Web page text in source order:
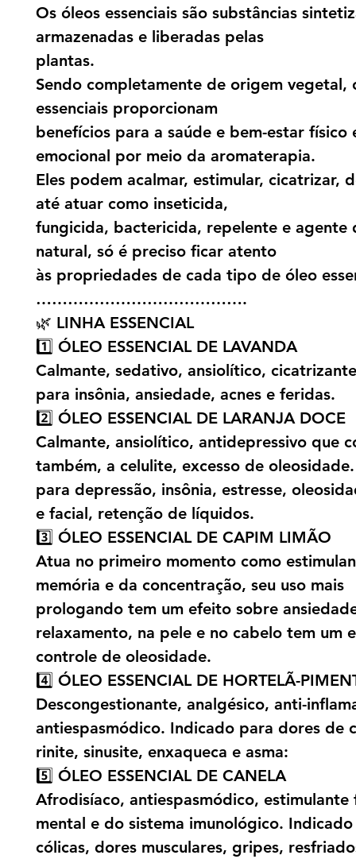
Os óleos essenciais são substâncias
armazenadas e liberadas pelas
plantas.
Sendo completamente de origem vegetal,
essenciais proporcionam
benefícios para a saúde e bem-estar físico
emocional por meio da aromaterapia.
Eles podem acalmar, estimular, cicatrizar,
até atuar como inseticida,
fungicida, bactericida, repelente e agente
natural, só é preciso ficar atento
às propriedades de cada tipo de óleo
………………………………….
🌿 LINHA ESSENCIAL
1️⃣ ÓLEO ESSENCIAL DE LAVANDA
Calmante, sedativo, ansiolítico,
para insônia, ansiedade, acnes e feridas.
2️⃣ ÓLEO ESSENCIAL DE LARANJA DOCE
Calmante, ansiolítico, antidepressivo que
também, a celulite, excesso de
para depressão, insônia, estresse,
e facial, retenção de líquidos.
3️⃣ ÓLEO ESSENCIAL DE CAPIM LIMÃO
Atua no primeiro momento como
memória e da concentração, seu uso mais
prologando tem um efeito sobre
relaxamento, na pele e no cabelo tem um
controle de oleosidade.
4️⃣ ÓLEO ESSENCIAL DE HORTELÃ-
Descongestionante, analgésico, anti-
antiespasmódico. Indicado para dores de
rinite, sinusite, enxaqueca e asma:
5️⃣ ÓLEO ESSENCIAL DE CANELA
Afrodisíaco, antiespasmódico, estimulante
mental e do sistema imunológico.
cólicas, dores musculares, gripes,